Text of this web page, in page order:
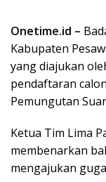
Onetime.id –
Kabupaten
yang diajukan
pendaftaran
Pemungutan
Ketua Tim Lima
membenarkan
mengajukan